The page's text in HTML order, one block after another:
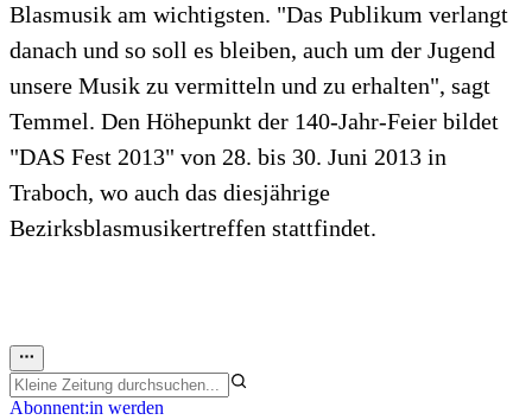
Blasmusik am wichtigsten. "Das Publikum verlangt
danach und so soll es bleiben, auch um der Jugend
unsere Musik zu vermitteln und zu erhalten", sagt
Temmel. Den Höhepunkt der 140-Jahr-Feier bildet
"DAS Fest 2013" von 28. bis 30. Juni 2013 in
Traboch, wo auch das diesjährige
Bezirksblasmusikertreffen stattfindet.
Abonnent:in werden